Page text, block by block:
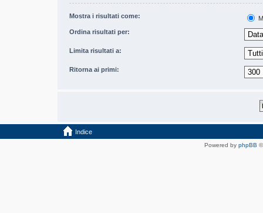
Mostra i risultati come:
Ordina risultati per:
Limita risultati a:
Ritorna ai primi:
Indice
Powered by phpBB